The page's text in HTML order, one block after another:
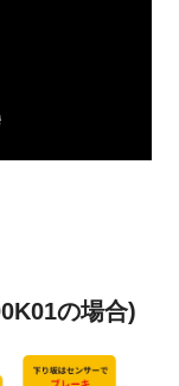
の場合)